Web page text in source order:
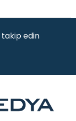
takip edin